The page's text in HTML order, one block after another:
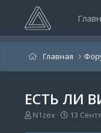
Главная
ЕСТЬ ЛИ
А
N1zеx
Д13